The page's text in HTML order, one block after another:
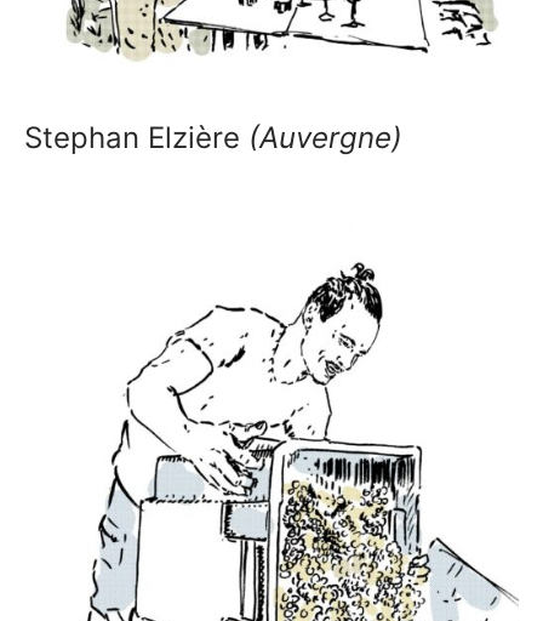
Stephan Elzière (Auvergne)